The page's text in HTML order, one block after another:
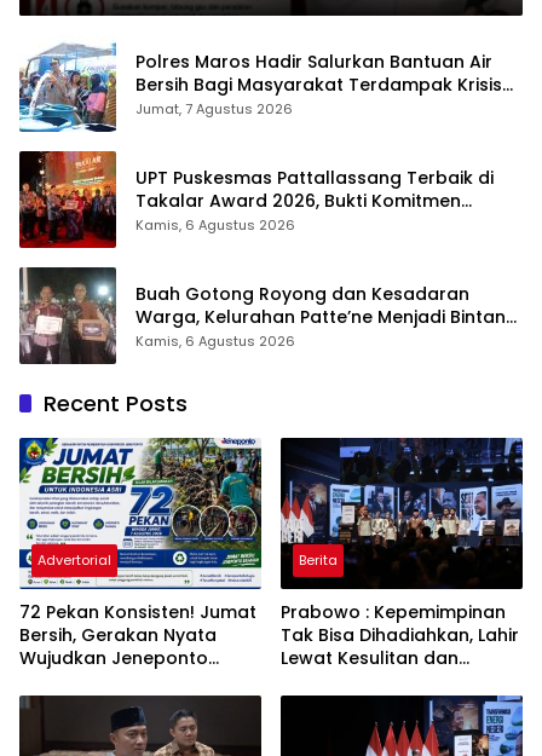
Polres Maros Hadir Salurkan Bantuan Air
Bersih Bagi Masyarakat Terdampak Krisis
Air Bersih Di Maros
Jumat, 7 Agustus 2026
UPT Puskesmas Pattallassang Terbaik di
Takalar Award 2026, Bukti Komitmen
Hadirkan Pelayanan Kesehatan Berkualitas
Kamis, 6 Agustus 2026
Buah Gotong Royong dan Kesadaran
Warga, Kelurahan Patte’ne Menjadi Bintang
Takalar Award 2026
Kamis, 6 Agustus 2026
Recent Posts
Advertorial
72 Pekan Konsisten! Jumat
Bersih, Gerakan Nyata
Wujudkan Jeneponto
ASRI
Berita
Prabowo : Kepemimpinan
Tak Bisa Dihadiahkan, Lahir
Lewat Kesulitan dan